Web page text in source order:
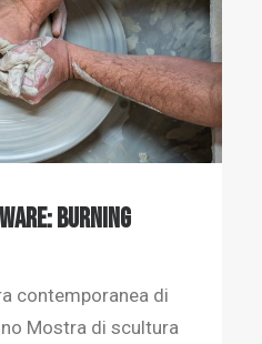
Burning
contemporanea di
Mostra di scultura